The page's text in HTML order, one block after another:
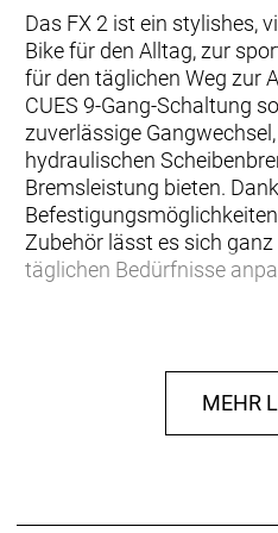
Das FX 2 ist ein stylishes,
Bike für den Alltag, zur
für den täglichen Weg zur
CUES 9-Gang-Schaltung
zuverlässige
hydraulischen
Bremsleistung bieten. Dank
Zubehör lässt es sich
täglichen Bedürfnisse
neben der beispiellosen
Scheibenbremsen
Rahmen und qualitativ
MEHR